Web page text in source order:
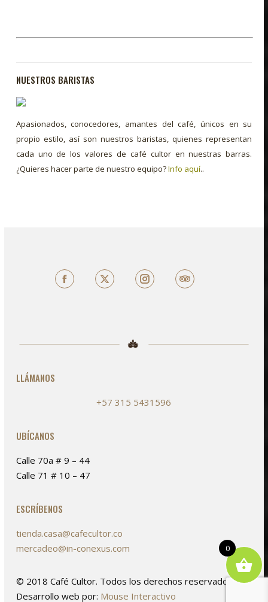
NUESTROS BARISTAS
Apasionados, conocedores, amantes del café, únicos en su
propio estilo, así son nuestros baristas, quienes representan
cada uno de los valores de café cultor en nuestras barras.
¿Quieres hacer parte de nuestro equipo?Info aquí..
FacebookX TripAdvisor
LLÁMANOS
+57 315 5431596
UBÍCANOS
Calle 70a # 9 – 44
Calle 71 # 10 – 47
ESCRÍBENOS
tienda.casa@cafecultor.co
mercadeo@in-conexus.com
© 2018 Café Cultor. Todos los derechos reservados. /
Desarrollo web por: Mouse Interactivo
0